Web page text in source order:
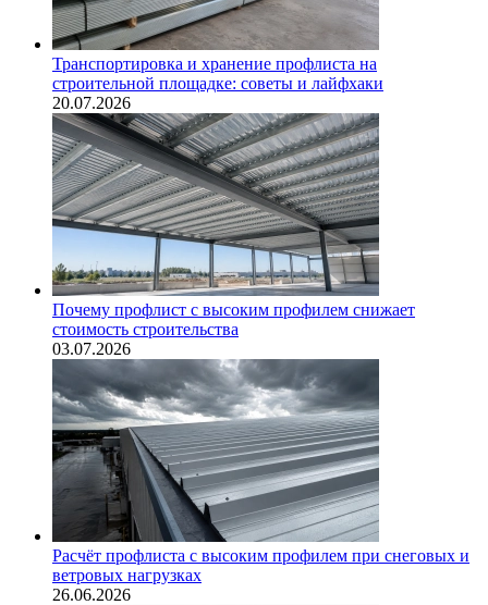
Транспортировка и хранение профлиста на
строительной площадке: советы и лайфхаки
20.07.2026
Почему профлист с высоким профилем снижает
стоимость строительства
03.07.2026
Расчёт профлиста с высоким профилем при снеговых и
ветровых нагрузках
26.06.2026